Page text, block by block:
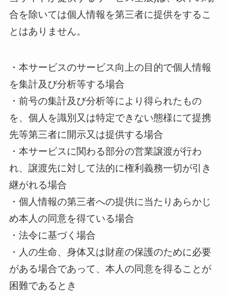
合を除いては個人情報を第三者に提供をするこ
とはありません。
・本サービスのサービス向上の目的で個人情報
を集計及び分析等する場合
・前号の集計及び分析等により得られたもの
を、個人を識別又は特定できない態様にて提携
先等第三者に開示又は提供する場合
・本サービスに関わる部分の営業譲渡が行わ
れ、譲渡先に対して法的に権利義務一切が引き
継がれる場合
・個人情報の第三者への提供に当たりあらかじ
め本人の同意を得ている場合
・法令に基づく場合
・人の生命、身体又は財産の保護のために必要
がある場合であって、本人の同意を得ることが
困難であるとき